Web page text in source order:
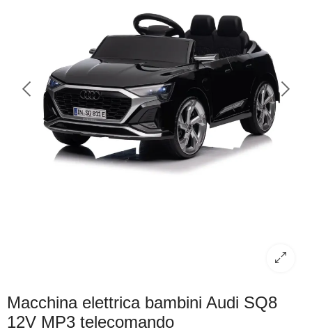
Macchina elettrica bambini Audi SQ8
12V MP3 telecomando